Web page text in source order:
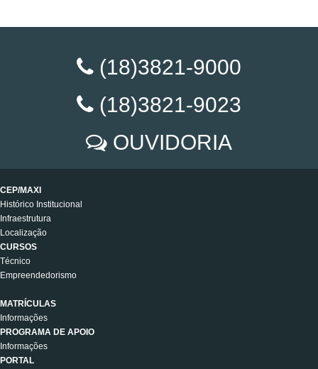
(18)3821-9000
(18)3821-9023
OUVIDORIA
CEP/MAXI
Histórico Institucional
Infraestrutura
Localização
CURSOS
Técnico
Empreendedorismo
MATRÍCULAS
Informações
PROGRAMA DE APOIO
Informações
PORTAL